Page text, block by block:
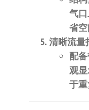
气
省空
清晰流量
配
观
于重